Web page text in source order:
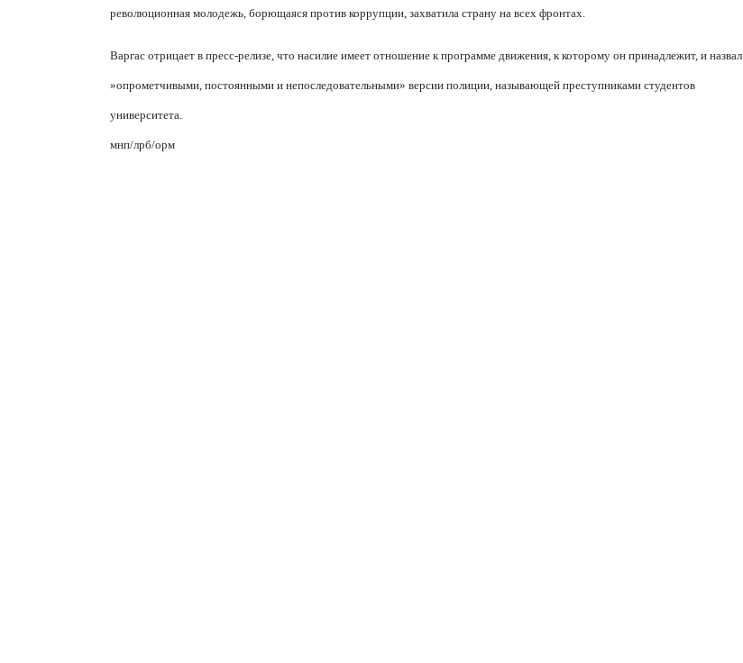
революционная молодежь, борющаяся против коррупции, захватила страну на всех фронтах.
Варгас отрицает в пресс-релизе, что насилие имеет отношение к программе движения, к которому он принадлежит, и назвал
»опрометчивыми, постоянными и непоследовательными» версии полиции, называющей преступниками студентов
университета.
мнп/лрб/орм